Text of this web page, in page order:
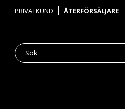
PRIVATKUND ÅTERFÖRSÄLJARE